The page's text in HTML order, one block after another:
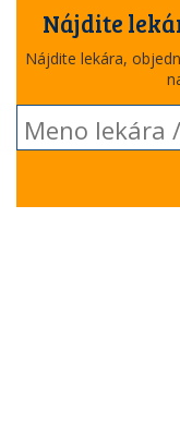
Nájdite
Nájdite lekára,